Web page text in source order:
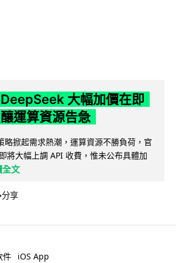
大幅加價在即
運算資源告急
略掀起需求熱潮，運算資源不勝負荷，官
將大幅上調 API 收費，惟未公布具體加
全文
分享
件 iOS App